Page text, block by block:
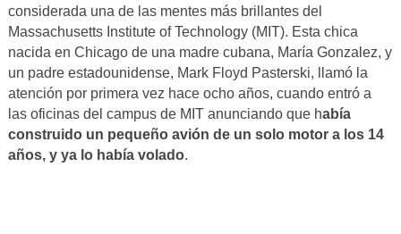
considerada una de las mentes más brillantes del
Massachusetts Institute of Technology (MIT). Esta chica
nacida en Chicago de una madre cubana, María Gonzalez, y
un padre estadounidense, Mark Floyd Pasterski, llamó la
atención por primera vez hace ocho años, cuando entró a
las oficinas del campus de MIT anunciando que había
construido un pequeño avión de un solo motor a los 14
años, y ya lo había volado.